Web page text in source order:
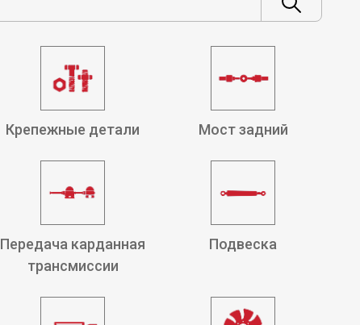
Крепежные детали Мост задний
Передача карданная
трансмиссии
Подвеска